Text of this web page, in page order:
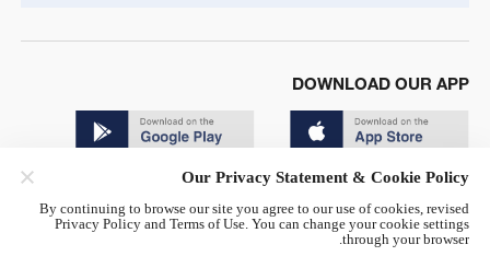
DOWNLOAD OUR APP
© China Radio International.CRI. All Rights Reserved. 16A
Our Privacy Statement & Cookie Policy
By continuing to browse our site you agree to our use of cookies, revised
Privacy Policy and Terms of Use. You can change your cookie settings
through your browser.